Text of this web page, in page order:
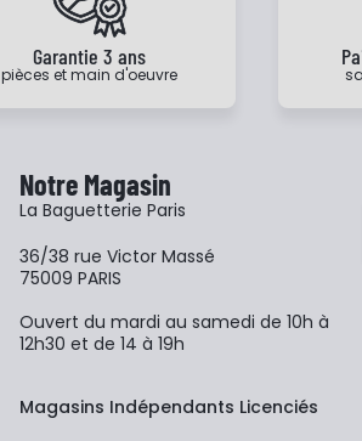
Garantie 3 ans
pièces et main d'oeuvre
Notre Magasin
La Baguetterie Paris
36/38 rue Victor Massé
75009 PARIS
Ouvert du mardi au samedi de 10h à
12h30 et de 14 à 19h
Magasins Indépendants Licenciés